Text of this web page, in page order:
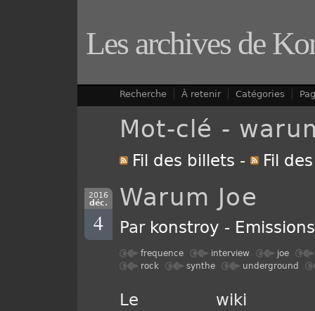
Les archives de
Recherche À retenir Catégories
Mot-clé -
Fil des billets - Fil
2016
déc.
4
Warum Joe
Par konstroy -
frequence interview
joe
rock
synthe underground
Le wiki